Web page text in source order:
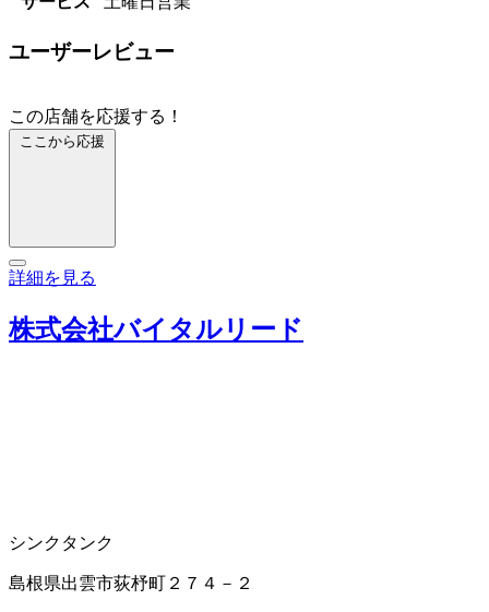
ユーザーレビュー
この店舗を応援する！
ここから応援
詳細を見る
株式会社バイタルリード
シンクタンク
島根県出雲市荻杼町２７４－２